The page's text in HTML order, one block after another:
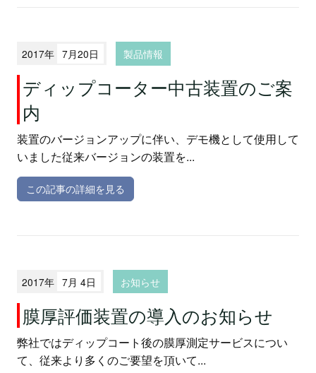
2017年 7月20日 製品情報
ディップコーター中古装置のご案
内
装置のバージョンアップに伴い、デモ機として使用して
いました従来バージョンの装置を...
この記事の詳細を見る
2017年 7月 4日 お知らせ
膜厚評価装置の導入のお知らせ
弊社ではディップコート後の膜厚測定サービスについ
て、従来より多くのご要望を頂いて...